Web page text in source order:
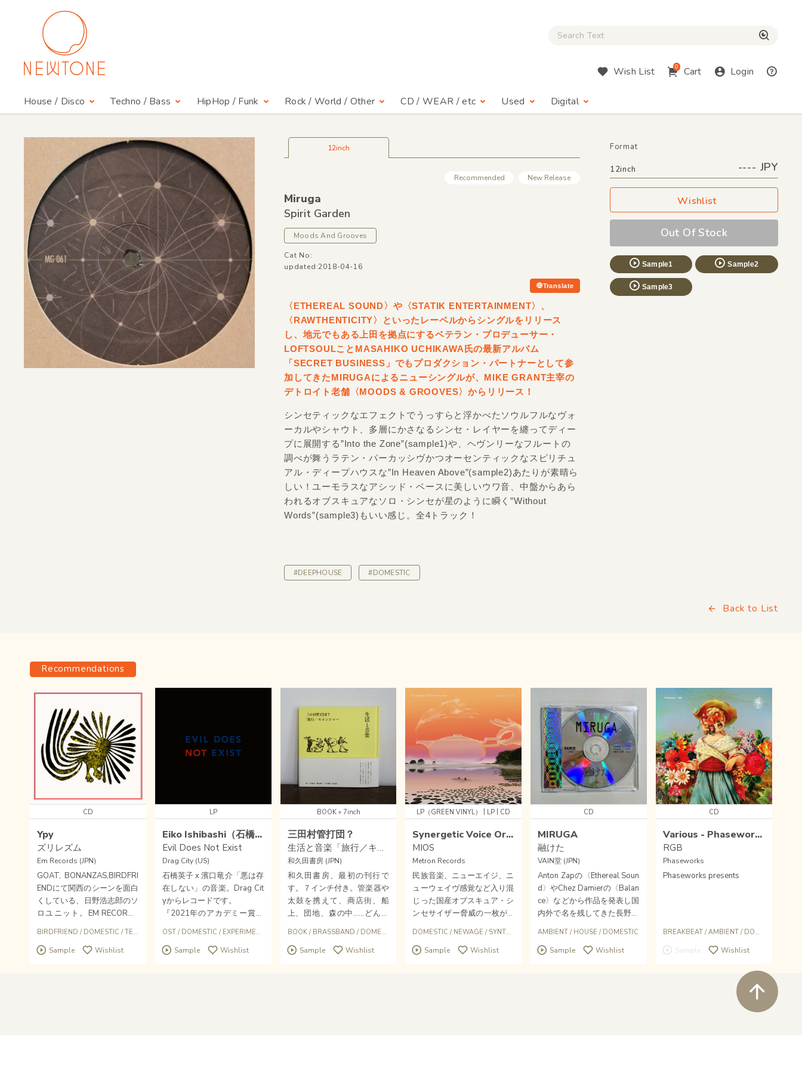
Close Search box
Wish List 0 Cart Login
House / Disco Techno / Bass HipHop / Funk Rock / World / Other CD / WEAR / etc Used Digital
12inch
Recommended New Release
Miruga
Spirit Garden
Moods And Grooves
Cat No:
updated:2018-04-16
Translate
Format
12inch ---- JPY
Wishlist
Out Of Stock
Sample1 Sample2
Sample3
〈ETHEREAL SOUND〉や〈STATIK ENTERTAINMENT〉、
〈RAWTHENTICITY〉といったレーベルからシングルをリリース
し、地元でもある上田を拠点にするベテラン・プロデューサー・
LOFTSOULことMASAHIKO UCHIKAWA氏の最新アルバム
「SECRET BUSINESS」でもプロダクション・パートナーとして参
加してきたMIRUGAによるニューシングルが、MIKE GRANT主宰の
デトロイト老舗〈MOODS & GROOVES〉からリリース！
シンセティックなエフェクトでうっすらと浮かべたソウルフルなヴォ
ーカルやシャウト、多層にかさなるシンセ・レイヤーを纏ってディー
プに展開する”Into the Zone”(sample1)や、ヘヴンリーなフルートの
調べが舞うラテン・パーカッシヴかつオーセンティックなスピリチュ
アル・ディープハウスな”In Heaven Above”(sample2)あたりが素晴ら
しい！ユーモラスなアシッド・ベースに美しいウワ音、中盤からあら
われるオブスキュアなソロ・シンセが星のように瞬く”Without
Words”(sample3)もいい感じ。全4トラック！
#DEEPHOUSE #DOMESTIC
Back to List
Recommendations
CD
Ypy
ズリレズム
Em Records (JPN)
GOAT, BONANZAS,BIRDFRI
ENDにて関西のシーンを面白
くしている、日野浩志郎のソ
ロユニット。EM RECORDS
BIRDFRIEND / DOMESTIC /TECHNO
Sample Wishlist
LP
Eiko Ishibashi（石橋英子）
Evil Does Not Exist
Drag City (US)
石橋英子 x 濱口竜介「悪は存
在しない」の音楽。Drag Cit
yからレコードです。
『2021年のアカデミー賞受
ラボレーションに続き、石橋
英子と 映画監督・濱口竜介
OST/ DOMESTIC / EXPERIMENTAL
Sample Wishlist
BOOK＋7inch
三田村管打団？
生活と音楽「旅行／キネンジロー」
和久田書房 (JPN)
和久田書房、最初の刊行で
す。７インチ付き。管楽器や
太鼓を携えて、商店街、船
上、団地、森の中……どんな
演奏する、ライブごとに参加
人数も変動するメンバーた
BOOK/ BRASSBAND / DOMESTIC
Sample Wishlist
LP（GREEN VINYL） LP CD
Synergetic Voice Orchestra
MIOS
Metron Records
民族音楽、ニューエイジ、ニ
ューウェイヴ感覚など入り混
じった国産オブスキュア・シ
ンセサイザー脅威の一枚がM
DOMESTIC / NEWAGE / SYNTHSIZER
Sample Wishlist
CD
MIRUGA
融けた
VAIN堂 (JPN)
Anton Zapの〈Ethereal Soun
d〉やChez Damierの〈Balan
ce〉などから作品を発表し国
内外で名を残してきた長野出
hiki TsuchiyaことMIGURAに
よる、HANKYOVAIN主宰〈V
AMBIENT / HOUSE / DOMESTIC
Sample Wishlist
CD
Various - Phaseworks
RGB
Phaseworks
Phaseworks presents
BREAKBEAT /AMBIENT / DOMESTIC
Sample Wishlist